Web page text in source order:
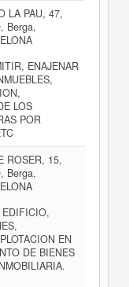
LA PAU, 47,
Berga,
ENAJENAR
LOS
POR
ROSER, 15,
Berga,
EN
DE BIENES